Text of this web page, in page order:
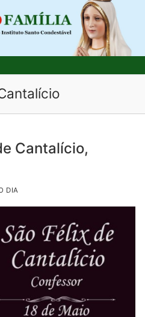
Cantalício,
DIA